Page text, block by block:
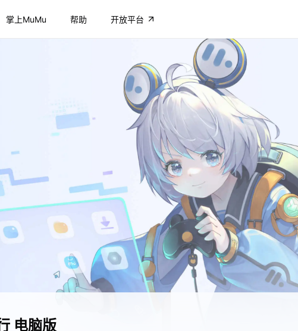
掌上MuMu 帮助 开放平台
电脑版